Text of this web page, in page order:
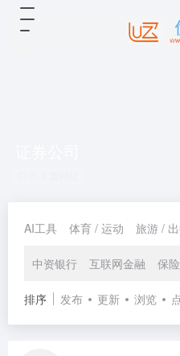
AI工具 体育 / 运动 旅游 /
中资银行 互联网金融 保
排序 发布 更新 浏览